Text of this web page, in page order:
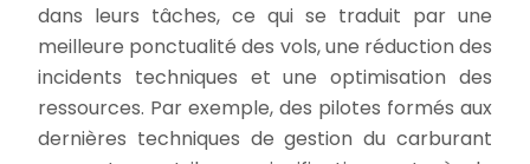
dans leurs tâches, ce qui se traduit par une
meilleure ponctualité des vols, une réduction des
incidents techniques et une optimisation des
ressources. Par exemple, des pilotes formés aux
dernières techniques de gestion du carburant